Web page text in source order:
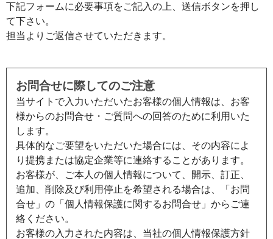
下記フォームに必要事項をご記入の上、送信ボタンを押し
て下さい。
担当よりご返信させていただきます。
お問合せに際してのご注意
当サイトで入力いただいたお客様の個人情報は、お客
様からのお問合せ・ご質問への回答のために利用いた
します。
具体的なご要望をいただいた場合には、その内容によ
り提携または協定企業等に連絡することがあります。
お客様が、ご本人の個人情報について、開示、訂正、
追加、削除及び利用停止を希望される場合は、「お問
合せ」の「個人情報保護に関するお問合せ」からご連
絡ください。
お客様の入力された内容は、当社の個人情報保護方針